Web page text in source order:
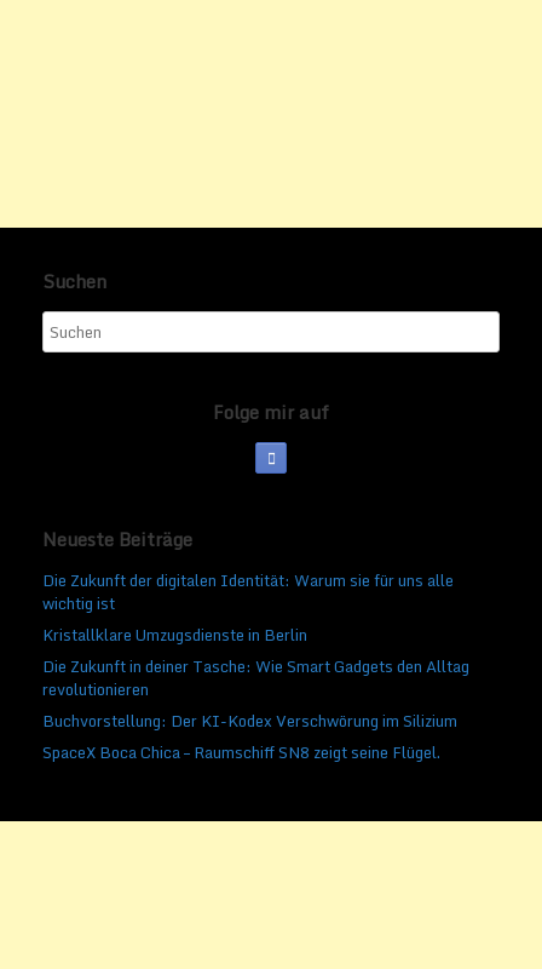
Suchen
Folge mir auf
Neueste Beiträge
Die Zukunft der digitalen Identität: Warum sie für uns alle
wichtig ist
Kristallklare Umzugsdienste in Berlin
Die Zukunft in deiner Tasche: Wie Smart Gadgets den Alltag
revolutionieren
Buchvorstellung: Der KI-Kodex Verschwörung im Silizium
SpaceX Boca Chica – Raumschiff SN8 zeigt seine Flügel.